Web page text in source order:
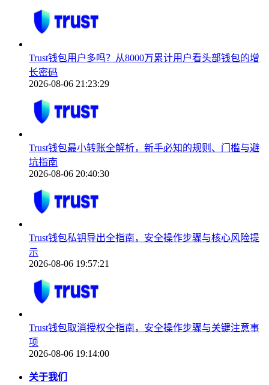
Trust钱包用户多吗？从8000万累计用户看头部钱包的增
长密码
2026-08-06 21:23:29
Trust钱包最小转账全解析，新手必知的规则、门槛与避
坑指南
2026-08-06 20:40:30
Trust钱包私钥导出全指南，安全操作步骤与核心风险提
示
2026-08-06 19:57:21
Trust钱包取消授权全指南，安全操作步骤与关键注意事
项
2026-08-06 19:14:00
关于我们